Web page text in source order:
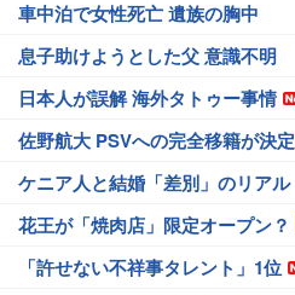
車中泊で女性死亡 遺族の胸中
息子助けようとした父 意識不明
日本人が誤解 海外タトゥー事情
佐野航大 PSVへの完全移籍が決定
ケニア人と結婚「差別」のリアル
花王が「焼肉店」限定オープン？
「許せない不祥事タレント」1位